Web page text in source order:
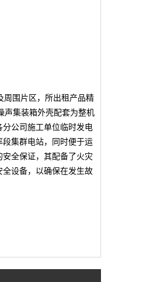
周围片区，所出租产品精
声集装箱外壳配套为整机
公司施工单位临时发电
集群电站，同时便于运
全保证，其配备了火灾
设备，以确保在发生故